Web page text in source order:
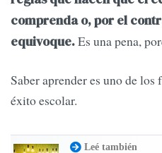
comprenda o, por el
equivoque.Es una pena,
Saber aprender es uno de
éxito escolar.
Leé también